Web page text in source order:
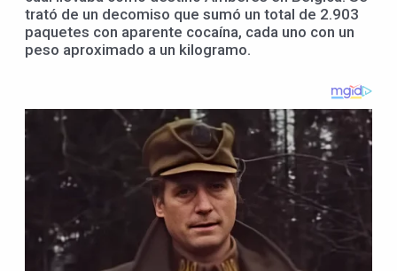
trató de un decomiso que sumó un total de 2.903
paquetes con aparente cocaína, cada uno con un
peso aproximado a un kilogramo.